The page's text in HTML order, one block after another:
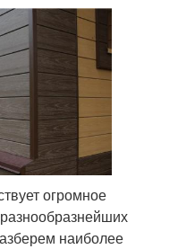
огромное
наиболее